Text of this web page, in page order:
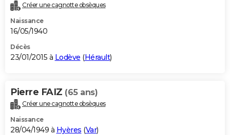
Créer une cagnotte obsèques
Naissance
16/05/1940
Décès
23/01/2015 à Lodève (Hérault)
Pierre FAIZ (65 ans)
Créer une cagnotte obsèques
Naissance
28/04/1949 à Hyères (Var)